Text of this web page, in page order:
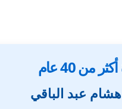
من 40 عام
عبد الباقي